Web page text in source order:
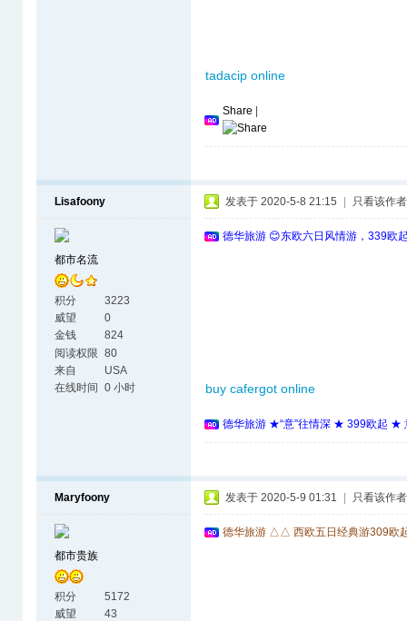
tadacip online
Share
Lisafoony
都市名流
积分
3223
威望
0
金钱
824
阅读权限 80
来自
USA
在线时间
0 小时
发表于 2020-5-8 21:15 只看该作者
德华旅游 😊东欧六日风情游，339欧
buy cafergot online
德华旅游 ★“意”往情深 ★ 399欧起 ★
Maryfoony
都市贵族
积分
5172
威望
43
发表于 2020-5-9 01:31 只看该作者
德华旅游 △△ 西欧五日经典游309欧